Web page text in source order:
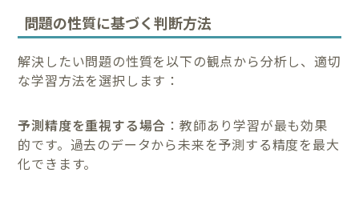
問題の性質に基づく判断方法
解決したい問題の性質を以下の観点から分析し、適切
な学習方法を選択します：
予測精度を重視する場合 ：教師あり学習が最も効果
的です。過去のデータから未来を予測する精度を最大
化できます。